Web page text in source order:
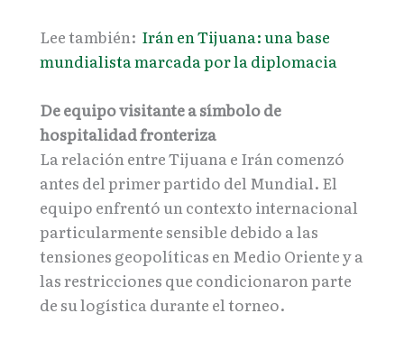
Lee también: Irán en Tijuana: una base
mundialista marcada por la diplomacia
De equipo visitante a símbolo de
hospitalidad fronteriza
La relación entre Tijuana e Irán comenzó
antes del primer partido del Mundial. El
equipo enfrentó un contexto internacional
particularmente sensible debido a las
tensiones geopolíticas en Medio Oriente y a
las restricciones que condicionaron parte
de su logística durante el torneo.